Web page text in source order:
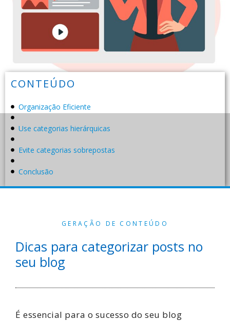
CONTEÚDO
Organização Eficiente
Use categorias hierárquicas
Evite categorias sobrepostas
Conclusão
GERAÇÃO DE CONTEÚDO
Dicas para categorizar posts no
seu blog
É essencial para o sucesso do seu blog